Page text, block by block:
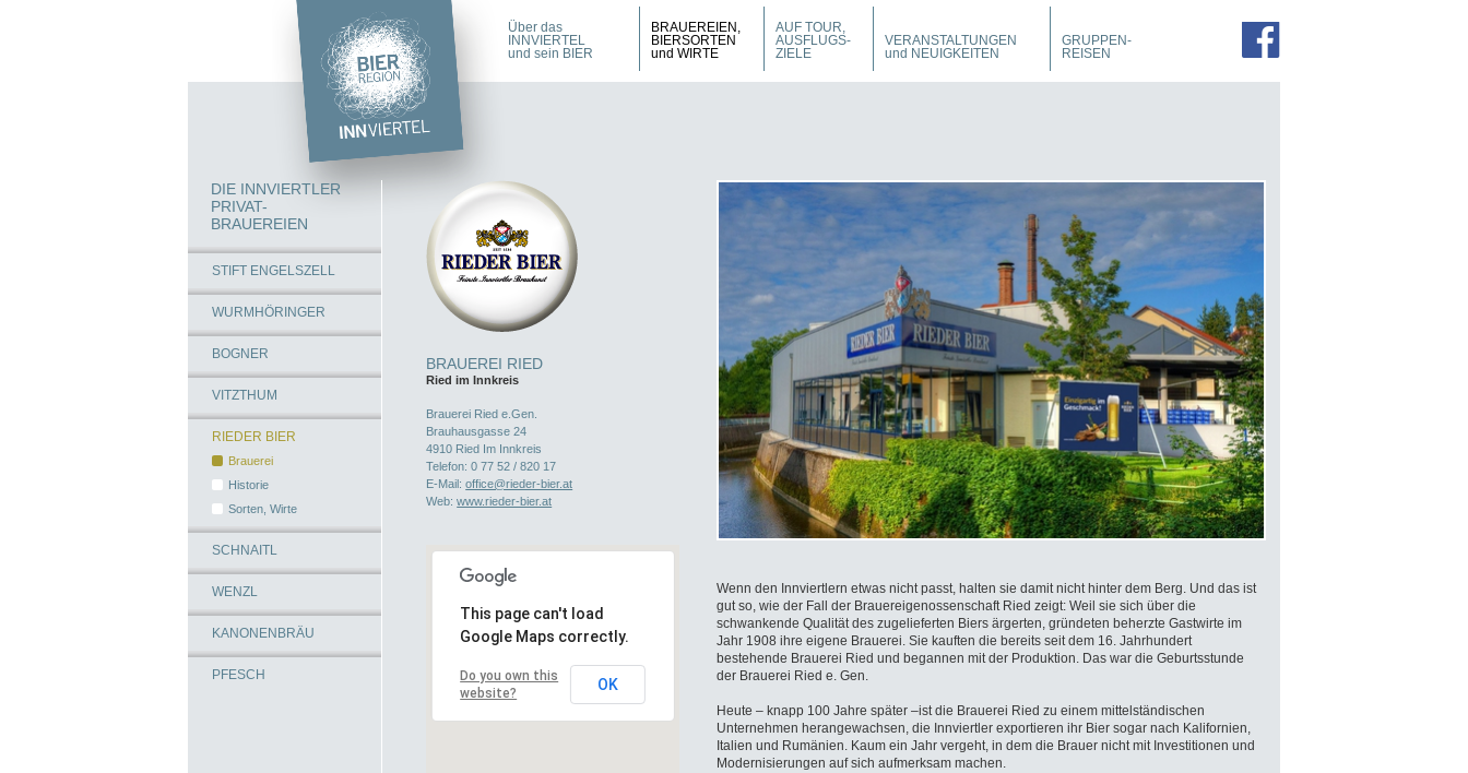
Über das
INNVIERTEL
und sein BIER
BRAUEREIEN,
BIERSORTEN
und WIRTE
AUF TOUR,
AUSFLUGS-
ZIELE
VERANSTALTUNGEN
und NEUIGKEITEN
GRUPPEN-
REISEN
PROSPEKTE
FÜHRUNGEN
DIE INNVIERTLER
PRIVAT-
BRAUEREIEN
STIFT ENGELSZELL
WURMHÖRINGER
BOGNER
VITZTHUM
RIEDER BIER
Brauerei
Historie
Sorten, Wirte
SCHNAITL
WENZL
KANONENBRÄU
PFESCH
BRAUEREI RIED
Ried im Innkreis
Brauerei Ried e.Gen.
Brauhausgasse 24
4910 Ried Im Innkreis
Telefon:0 77 52 / 820 17
E-Mail:office@rieder-bier.at
Web:www.rieder-bier.at
This page can't load
Google Maps correctly.
Do you own this
website?
OK
Wenn den Innviertlern etwas nicht passt, halten sie damit nicht hinter dem Berg. Und das ist
gut so, wie der Fall der Brauereigenossenschaft Ried zeigt: Weil sie sich über die
schwankende Qualität des zugelieferten Biers ärgerten, gründeten beherzte Gastwirte im
Jahr 1908 ihre eigene Brauerei. Sie kauften die bereits seit dem 16. Jahrhundert
bestehende Brauerei Ried und begannen mit der Produktion. Das war die Geburtsstunde
der Brauerei Ried e. Gen.
Heute – knapp 100 Jahre später –ist die Brauerei Ried zu einem mittelständischen
Unternehmen herangewachsen, die Innviertler exportieren ihr Bier sogar nach Kalifornien,
Italien und Rumänien. Kaum ein Jahr vergeht, in dem die Brauer nicht mit Investitionen und
Modernisierungen auf sich aufmerksam machen.